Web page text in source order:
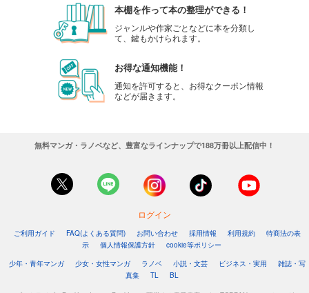
本棚を作って本の整理ができる！
ジャンルや作家ごとなどに本を分類し
て、鍵もかけられます。
お得な通知機能！
通知を許可すると、お得なクーポン情報
などが届きます。
無料マンガ・ラノベなど、豊富なラインナップで188万冊以上配信中！
ログイン
ご利用ガイド FAQ(よくある質問) お問い合わせ 採用情報 利用規約
特商法の表
示
個人情報保護方針
cookie等ポリシー
少年・青年マンガ
少女・女性マンガ ラノベ 小説・文芸 ビジネス・実用
雑誌・写
真集
TL BL